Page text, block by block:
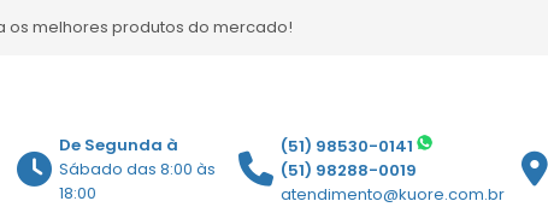
os melhores produtos do mercado!
De Segunda à
Sábado das 8:00 às
18:00
(51) 98530-0141
(51) 98288-0019
atendimento@kuore.com.br